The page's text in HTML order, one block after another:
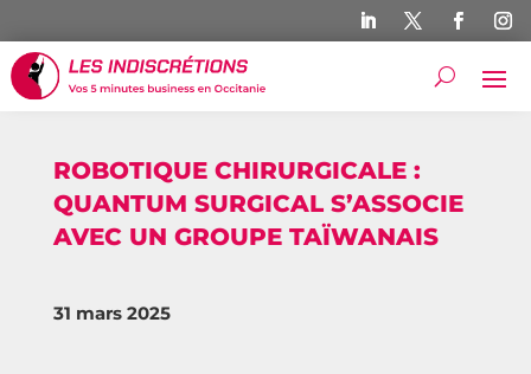
ROBOTIQUE CHIRURGICALE :
QUANTUM SURGICAL S’ASSOCIE
AVEC UN GROUPE TAÏWANAIS
31 mars 2025